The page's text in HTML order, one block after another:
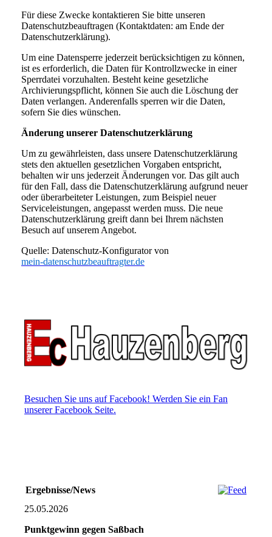
Für diese Zwecke kontaktieren Sie bitte unseren
Datenschutzbeauftragen (Kontaktdaten: am Ende der
Datenschutzerklärung).
Um eine Datensperre jederzeit berücksichtigen zu können,
ist es erforderlich, die Daten für Kontrollzwecke in einer
Sperrdatei vorzuhalten. Besteht keine gesetzliche
Archivierungspflicht, können Sie auch die Löschung der
Daten verlangen. Anderenfalls sperren wir die Daten,
sofern Sie dies wünschen.
Änderung unserer Datenschutzerklärung
Um zu gewährleisten, dass unsere Datenschutzerklärung
stets den aktuellen gesetzlichen Vorgaben entspricht,
behalten wir uns jederzeit Änderungen vor. Das gilt auch
für den Fall, dass die Datenschutzerklärung aufgrund neuer
oder überarbeiteter Leistungen, zum Beispiel neuer
Serviceleistungen, angepasst werden muss. Die neue
Datenschutzerklärung greift dann bei Ihrem nächsten
Besuch auf unserem Angebot.
Quelle: Datenschutz-Konfigurator von
mein-datenschutzbeauftragter.de
Besuchen Sie uns auf Facebook! Werden Sie ein Fan
unserer Facebook Seite.
Ergebnisse/News
25.05.2026
Punktgewinn gegen Saßbach